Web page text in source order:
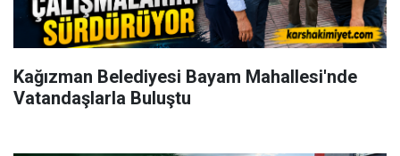
Kağızman Belediyesi Bayam Mahallesi'nde
Vatandaşlarla Buluştu